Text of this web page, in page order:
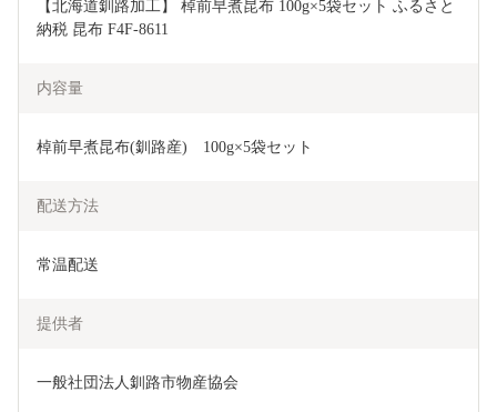
【北海道釧路加工】 棹前早煮昆布 100g×5袋セット ふるさと
納税 昆布 F4F-8611
内容量
棹前早煮昆布(釧路産)　100g×5袋セット
配送方法
常温配送
提供者
一般社団法人釧路市物産協会